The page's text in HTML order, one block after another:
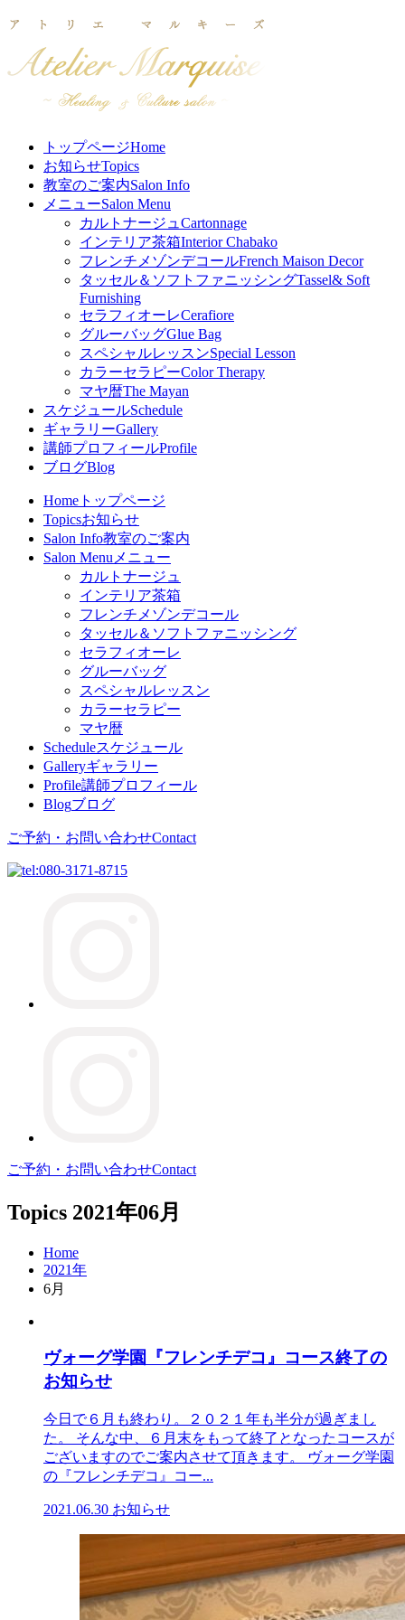
トップページHome
お知らせTopics
教室のご案内Salon Info
メニューSalon Menu
カルトナージュ Cartonnage
インテリア茶箱Interior Chabako
フレンチメゾンデコールFrench Maison Decor
タッセル＆ソフトファニッシングTassel& Soft
Furnishing
セラフィオーレCerafiore
グルーバッグGlue Bag
スペシャルレッスンSpecial Lesson
カラーセラピーColor Therapy
マヤ暦The Mayan
スケジュールSchedule
ギャラリーGallery
講師プロフィールProfile
ブログBlog
Home トップページ
Topicsお知らせ
Salon Info教室のご案内
Salon Menu メニュー
カルトナージュ
インテリア茶箱
フレンチメゾンデコール
タッセル＆ソフトファニッシング
セラフィオーレ
グルーバッグ
スペシャルレッスン
カラーセラピー
マヤ暦
Scheduleスケジュール
Galleryギャラリー
Profile講師プロフィール
Blogブログ
ご予約・お問い合わせContact
ご予約・お問い合わせContact
Topics 2021年06月
Home
2021年
6月
ヴォーグ学園『フレンチデコ』コース終了の
お知らせ
今日で６月も終わり。２０２１年も半分が過ぎまし
た。 そんな中、６月末をもって終了となったコースが
ございますのでご案内させて頂きます。 ヴォーグ学園
の『フレンチデコ』コー...
2021.06.30 お知らせ